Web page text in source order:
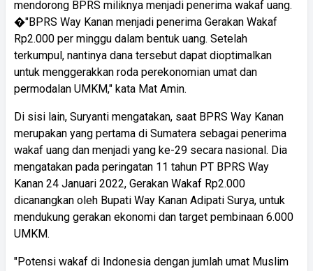
mendorong BPRS miliknya menjadi penerima wakaf uang.
�"BPRS Way Kanan menjadi penerima Gerakan Wakaf
Rp2.000 per minggu dalam bentuk uang. Setelah
terkumpul, nantinya dana tersebut dapat dioptimalkan
untuk menggerakkan roda perekonomian umat dan
permodalan UMKM," kata Mat Amin.
Di sisi lain, Suryanti mengatakan, saat BPRS Way Kanan
merupakan yang pertama di Sumatera sebagai penerima
wakaf uang dan menjadi yang ke-29 secara nasional. Dia
mengatakan pada peringatan 11 tahun PT BPRS Way
Kanan 24 Januari 2022, Gerakan Wakaf Rp2.000
dicanangkan oleh Bupati Way Kanan Adipati Surya, untuk
mendukung gerakan ekonomi dan target pembinaan 6.000
UMKM.
"Potensi wakaf di Indonesia dengan jumlah umat Muslim